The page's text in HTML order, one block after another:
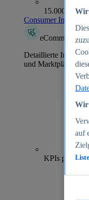
15.000+
Consumer Insights
eCommerce
Detaillierte
und Marktplätzen
KPIs pro Shop
Wir
Wir
auf